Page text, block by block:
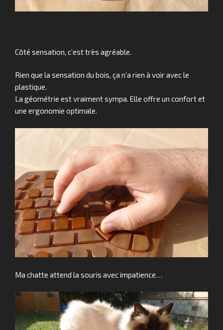
Côté sensation, c’est très agréable.
Rien que la sensation du bois, ça n’a rien à voir avec le
plastique.
La géométrie est vraiment sympa. Elle offre un confort et
une ergonomie optimale.
Ma chatte attend la souris avec impatience…